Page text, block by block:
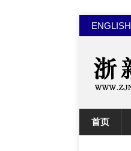
ENGLISH
首页